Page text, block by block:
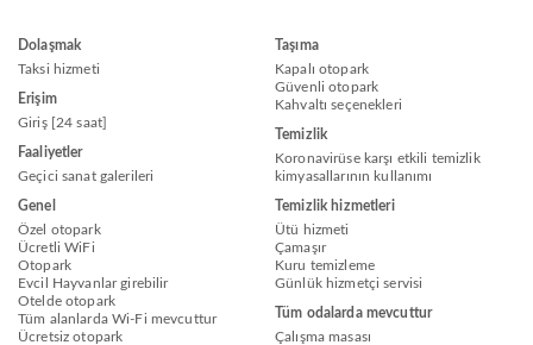
Dolaşmak
Taksi hizmeti
Erişim
Giriş [24 saat]
Faaliyetler
Geçici sanat galerileri
Genel
Özel otopark
Ücretli WiFi
Otopark
Evcil Hayvanlar girebilir
Otelde otopark
Tüm alanlarda Wi-Fi mevcuttur
Ücretsiz otopark
Taşıma
Kapalı otopark
Güvenli otopark
Kahvaltı seçenekleri
Temizlik
Koronavirüse karşı etkili temizlik
kimyasallarının kullanımı
Temizlik hizmetleri
Ütü hizmeti
Çamaşır
Kuru temizleme
Günlük hizmetçi servisi
Tüm odalarda mevcuttur
Çalışma masası